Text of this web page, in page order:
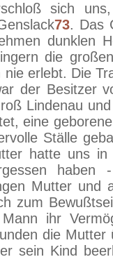
sich
73. Das
dunklen
die
erlebt. Die
der Besitzer
Lindenau
eine
Ställe
hatte uns
haben
Mutter und
zum
ihr
die
sein Kind